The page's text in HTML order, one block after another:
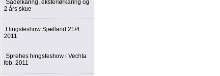
Sadelkåring, eksteriørkåring og
2 års skue
Hingsteshow Sjælland 21/4
2011
Sprehes hingsteshow i Vechta
feb. 2011